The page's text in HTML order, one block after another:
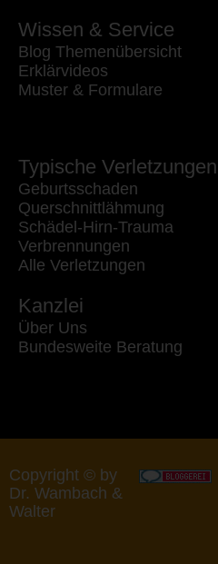
Wissen & Service
Blog Themenübersicht
Erklärvideos
Muster & Formulare
Typische Verletzungen
Geburtsschaden
Querschnittlähmung
Schädel-Hirn-Trauma
Verbrennungen
Alle Verletzungen
Kanzlei
Über Uns
Bundesweite Beratung
Copyright © by
Dr. Wambach &
Walter